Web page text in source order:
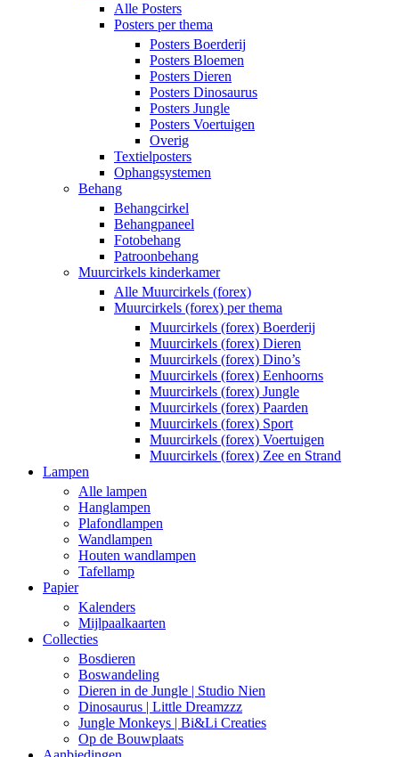
Alle Posters
Posters per thema
Posters Boerderij
Posters Bloemen
Posters Dieren
Posters Dinosaurus
Posters Jungle
Posters Voertuigen
Overig
Textielposters
Ophangsystemen
Behang
Behangcirkel
Behangpaneel
Fotobehang
Patroonbehang
Muurcirkels kinderkamer
Alle Muurcirkels (forex)
Muurcirkels (forex) per thema
Muurcirkels (forex) Boerderij
Muurcirkels (forex) Dieren
Muurcirkels (forex) Dino’s
Muurcirkels (forex) Eenhoorns
Muurcirkels (forex) Jungle
Muurcirkels (forex) Paarden
Muurcirkels (forex) Sport
Muurcirkels (forex) Voertuigen
Muurcirkels (forex) Zee en Strand
Lampen
Alle lampen
Hanglampen
Plafondlampen
Wandlampen
Houten wandlampen
Tafellamp
Papier
Kalenders
Mijlpaalkaarten
Collecties
Bosdieren
Boswandeling
Dieren in de Jungle | Studio Nien
Dinosaurus | Little Dreamzzz
Jungle Monkeys | Bi&Li Creaties
Op de Bouwplaats